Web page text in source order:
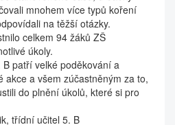
mnohem více typů koření
na těžší otázky.
celkem 94 žáků ZŠ
úkoly.
patří velké poděkování a
akce a všem zúčastněným za to,
do plnění úkolů, které si pro
třídní učitel 5. B